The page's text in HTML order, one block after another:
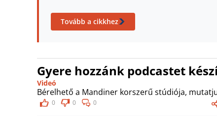
Tovább a cikkhez
Gyere hozzánk podcastet
Videó
Bérelhető a Mandiner korszerű stúdiója,
0 0 0